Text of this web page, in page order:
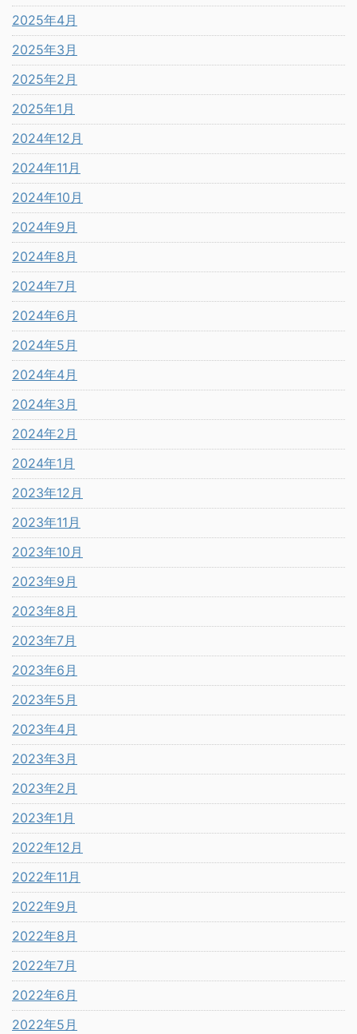
2025年4月
2025年3月
2025年2月
2025年1月
2024年12月
2024年11月
2024年10月
2024年9月
2024年8月
2024年7月
2024年6月
2024年5月
2024年4月
2024年3月
2024年2月
2024年1月
2023年12月
2023年11月
2023年10月
2023年9月
2023年8月
2023年7月
2023年6月
2023年5月
2023年4月
2023年3月
2023年2月
2023年1月
2022年12月
2022年11月
2022年9月
2022年8月
2022年7月
2022年6月
2022年5月